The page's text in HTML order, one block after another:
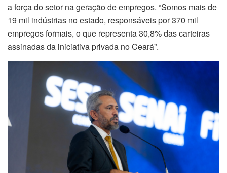
a força do setor na geração de empregos. “Somos mais de
19 mil indústrias no estado, responsáveis por 370 mil
empregos formais, o que representa 30,8% das carteiras
assinadas da iniciativa privada no Ceará”.